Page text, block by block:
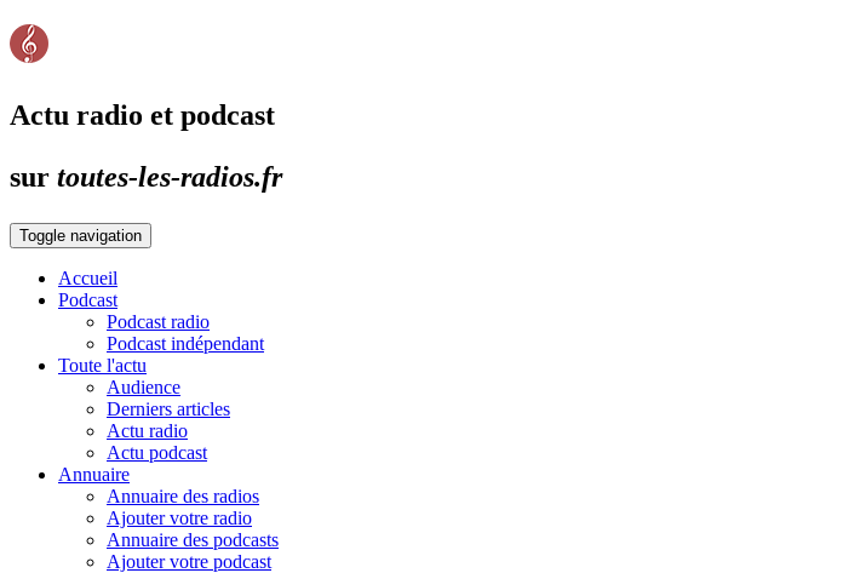
Actu radio et podcast
sur toutes-les-radios.fr
Toggle navigation
Accueil
Podcast
Podcast radio
Podcast indépendant
Toute l'actu
Audience
Derniers articles
Actu radio
Actu podcast
Annuaire
Annuaire des radios
Ajouter votre radio
Annuaire des podcasts
Ajouter votre podcast